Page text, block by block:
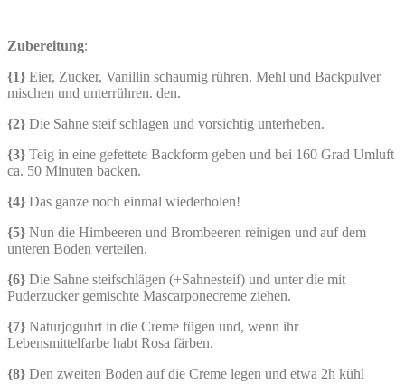
Zubereitung:
{1} Eier, Zucker, Vanillin schaumig rühren. Mehl und Backpulver
mischen und unterrühren. den.
{2} Die Sahne steif schlagen und vorsichtig unterheben.
{3} Teig in eine gefettete Backform geben und bei 160 Grad Umluft
ca. 50 Minuten backen.
{4} Das ganze noch einmal wiederholen!
{5} Nun die Himbeeren und Brombeeren reinigen und auf dem
unteren Boden verteilen.
{6} Die Sahne steifschlägen (+Sahnesteif) und unter die mit
Puderzucker gemischte Mascarponecreme ziehen.
{7} Naturjoguhrt in die Creme fügen und, wenn ihr
Lebensmittelfarbe habt Rosa färben.
{8} Den zweiten Boden auf die Creme legen und etwa 2h kühl